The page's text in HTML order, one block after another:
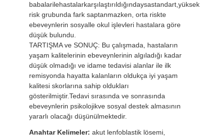
babalarilehastalarkarşılaştırıldığındaysastandart,yüksek
risk grubunda fark saptanmazken, orta riskte
ebeveynlerin sosyalle okul işlevleri hastalara göre
düşük bulundu.
TARTIŞMA ve SONUÇ: Bu çalışmada, hastaların
yaşam kalitelerinin ebeveynlerinin algıladığı kadar
düşük olmadığı ve idame tedavisi alanlar ile ilk
remisyonda hayatta kalanların oldukça iyi yaşam
kalitesi skorlarına sahip oldukları
gösterilmiştir.Tedavi sırasında ve sonrasında
ebeveynlerin psikolojikve sosyal destek almasının
yararlı olacağı düşünülmektedir.
Anahtar Kelimeler: akut lenfoblastik lösemi,